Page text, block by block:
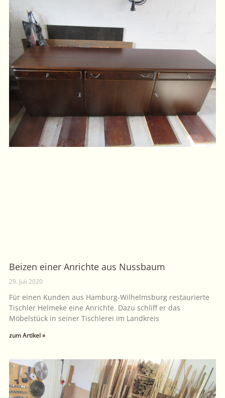
Beizen einer Anrichte aus Nussbaum
29. Juli 2020
Für einen Kunden aus Hamburg-Wilhelmsburg restaurierte
Tischler Helmeke eine Anrichte. Dazu schliff er das
Möbelstück in seiner Tischlerei im Landkreis
zum Artikel »